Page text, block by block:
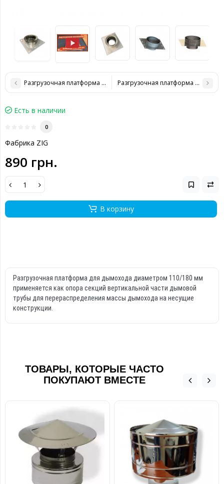
Разгрузочная платформа для дымохода 100/160 нерж
Разгрузочная платформа для
Есть в наличии
0
Фабрика ZIG
890 грн.
В корзину
Разгрузочная платформа для дымохода диаметром 110/180 мм
применяется как опора секций вертикальной части дымовой
трубы для перераспределения массы дымохода на несущие
конструкции.
ТОВАРЫ, КОТОРЫЕ ЧАСТО
ПОКУПАЮТ ВМЕСТЕ